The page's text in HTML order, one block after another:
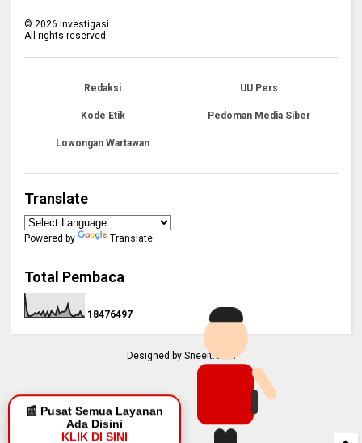
📰 Pusat Semua Layanan
Ada Disini
KLIK DI SINI
©2026 Investigasi
All rights reserved.
Redaksi UU Pers
Kode Etik Pedoman Media Siber
Lowongan Wartawan
Translate
Powered by Translate
Total Pembaca
1 8476497
Designed by Sneeit.Com